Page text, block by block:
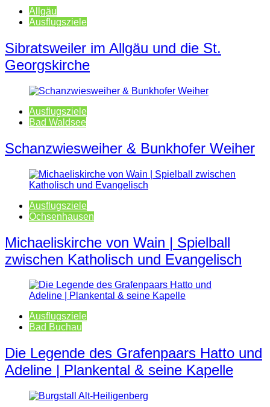
Allgäu
Ausflugsziele
Sibratsweiler im Allgäu und die St.
Georgskirche
Ausflugsziele
Bad Waldsee
Schanzwiesweiher & Bunkhofer Weiher
Ausflugsziele
Ochsenhausen
Michaeliskirche von Wain | Spielball
zwischen Katholisch und Evangelisch
Ausflugsziele
Bad Buchau
Die Legende des Grafenpaars Hatto und
Adeline | Plankental & seine Kapelle